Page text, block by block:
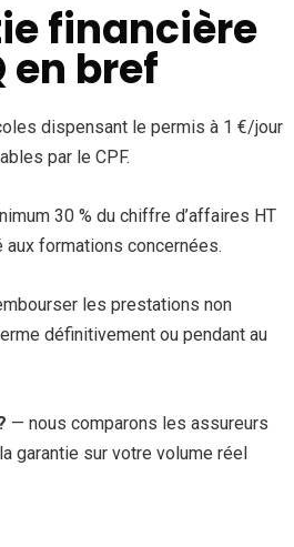
financière
en bref
dispensant le permis à 1 €/jour
par le CPF.
30 % du chiffre d’affaires HT
aux formations concernées.
les prestations non
définitivement ou pendant au
— nous comparons les assureurs
garantie sur votre volume réel